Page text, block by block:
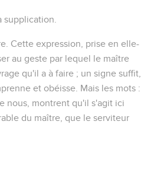
supplication.
. Cette expression, prise en elle-
au geste par lequel le maître
qu'il a à faire ; un signe suffit,
et obéisse. Mais les mots :
nous , montrent qu'il s'agit ici
du maître, que le serviteur